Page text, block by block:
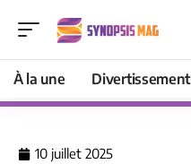
À la une Divertissement
10 juillet 2025